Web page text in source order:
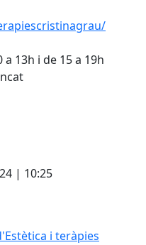
13h i de 15 a 19h
| 10:25
i teràpies